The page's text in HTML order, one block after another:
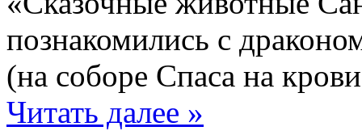
познакомились с
(на соборе Спаса на
Читать далее »